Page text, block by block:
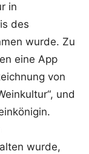
in
des
wurde. Zu
eine App
von
und
wurde,